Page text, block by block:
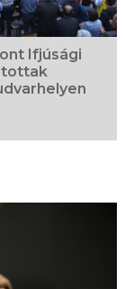
Ifjúsági